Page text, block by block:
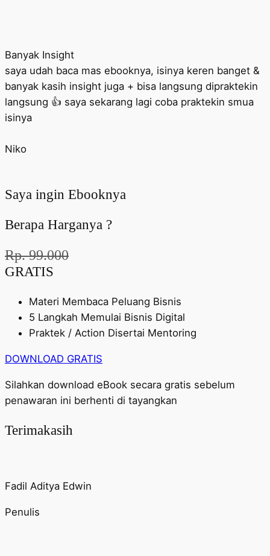
Banyak Insight
saya udah baca mas ebooknya, isinya keren banget &
banyak kasih insight juga + bisa langsung dipraktekin
langsung 👍 saya sekarang lagi coba praktekin smua
isinya
Niko
Saya ingin Ebooknya
Berapa Harganya ?
Rp. 99.000
GRATIS
Materi Membaca Peluang Bisnis
5 Langkah Memulai Bisnis Digital
Praktek / Action Disertai Mentoring
DOWNLOAD GRATIS
Silahkan download eBook secara gratis sebelum
penawaran ini berhenti di tayangkan
Terimakasih
Fadil Aditya Edwin
Penulis